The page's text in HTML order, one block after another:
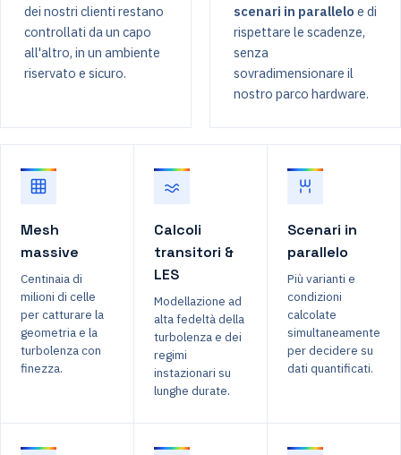
dei nostri clienti restano
controllati da un capo
all'altro, in un ambiente
riservato e sicuro.
scenari in parallelo e di
rispettare le scadenze,
senza
sovradimensionare il
nostro parco hardware.
Mesh
massive
Centinaia di
milioni di celle
per catturare la
geometria e la
turbolenza con
finezza.
Calcoli
transitori &
LES
Modellazione ad
alta fedeltà della
turbolenza e dei
regimi
instazionari su
lunghe durate.
Scenari in
parallelo
Più varianti e
condizioni
calcolate
simultaneamente
per decidere su
dati quantificati.